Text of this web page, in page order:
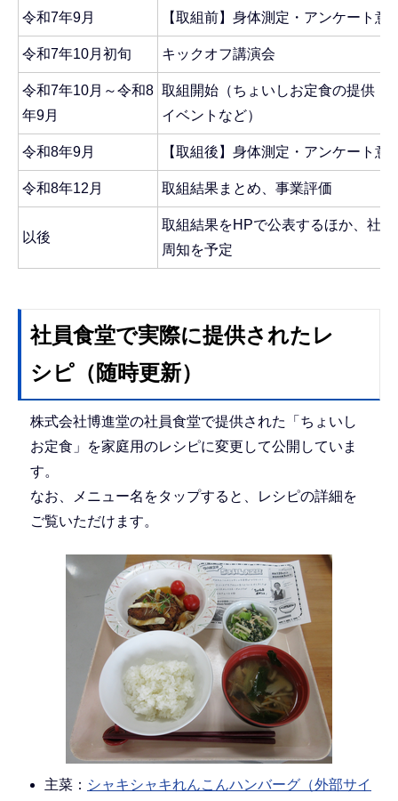
令和7年9月 【取組前】身体測定・アンケート意
令和7年10月初旬 キックオフ講演会
令和7年10月～令和8
年9月
取組開始（ちょいしお定食の提供・
イベントなど）
令和8年9月 【取組後】身体測定・アンケート意
令和8年12月 取組結果まとめ、事業評価
以後
取組結果をHPで公表するほか、社
周知を予定
社員食堂で実際に提供されたレ
シピ（随時更新）
株式会社博進堂の社員食堂で提供された「ちょいし
お定食」を家庭用のレシピに変更して公開していま
す。
なお、メニュー名をタップすると、レシピの詳細を
ご覧いただけます。
主菜： シャキシャキれんこんハンバーグ（外部サイ